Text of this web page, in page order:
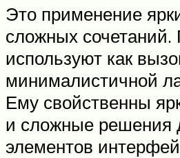
Это применение
сложных
используют как
минималистичной
Ему свойственны
и сложные решения
элементов